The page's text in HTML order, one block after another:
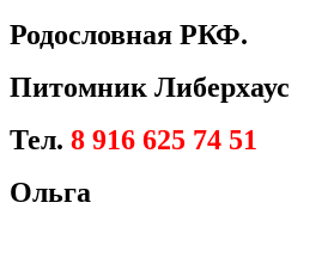
Родословная РКФ.
Питомник Либерхаус
Тел. 8 916 625 74 51
Ольга